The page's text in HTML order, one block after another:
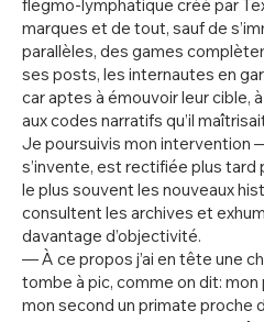
flegmo-lymphatique créé par
marques et de tout, sauf de
parallèles, des games
ses posts, les internautes en
car aptes à émouvoir leur cible,
aux codes narratifs qu’il
Je poursuivis mon intervention
s’invente, est rectifiée plus tard
le plus souvent les nouveaux
consultent les archives et
davantage d’objectivité.
— À ce propos j’ai en tête une
tombe à pic, comme on dit:
mon second un primate proche